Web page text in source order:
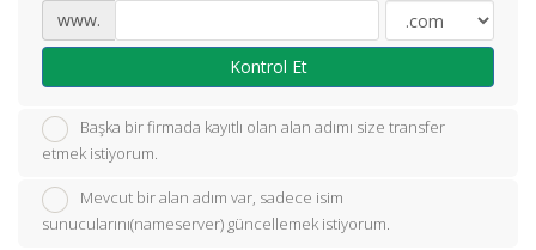
www.
Kontrol Et
Başka bir firmada kayıtlı olan alan adımı size transfer
etmek istiyorum.
Mevcut bir alan adım var, sadece isim
sunucularını(nameserver) güncellemek istiyorum.